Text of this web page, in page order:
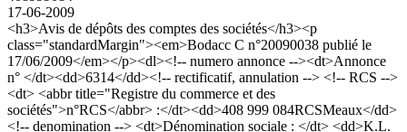
17-06-2009
<h3>Avis de dépôts des comptes des sociétés</h3><p
class="standardMargin"><em>Bodacc C n°20090038 publié le
17/06/2009</em></p><dl><!-- numero annonce --><dt>Annonce
n° </dt><dd>6314</dd><!-- rectificatif, annulation --> <!-- RCS -->
<dt> <abbr title="Registre du commerce et des
sociétés">n°RCS</abbr> :</dt><dd>408 999 084RCSMeaux</dd>
<!-- denomination --> <dt>Dénomination sociale : </dt> <dd>K.L.